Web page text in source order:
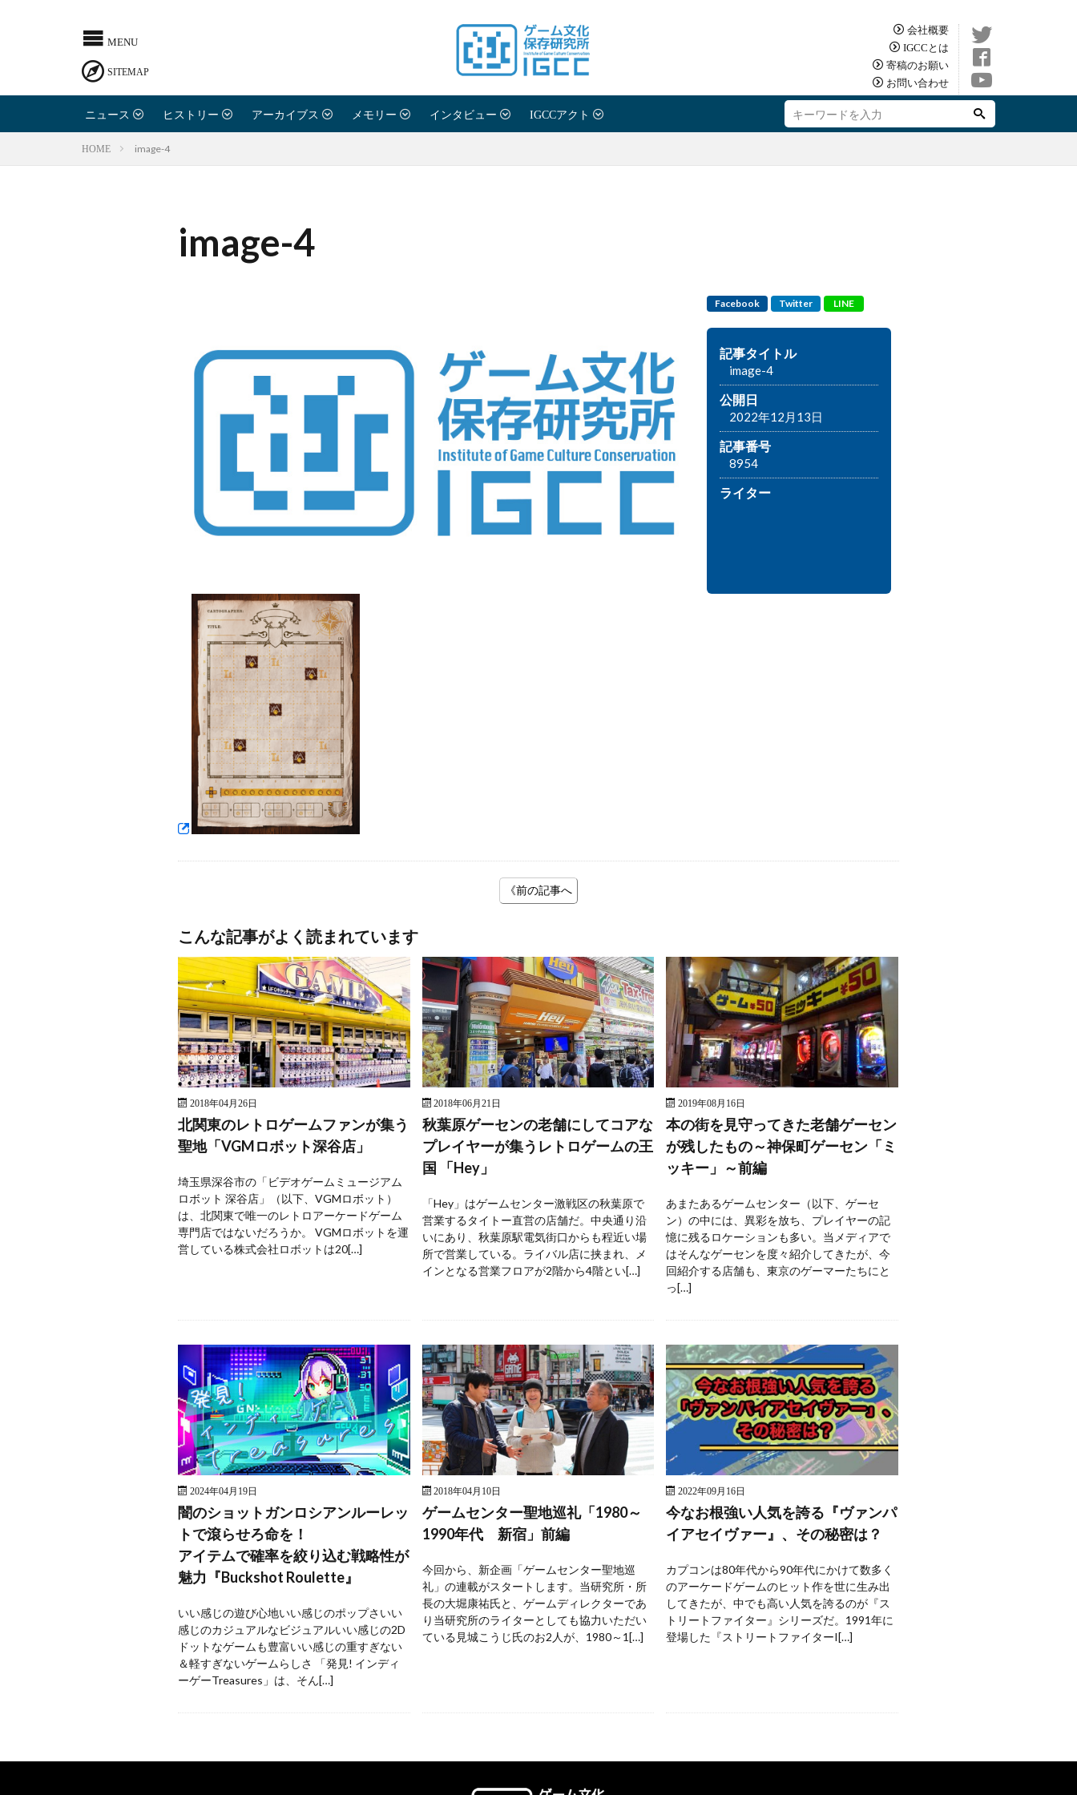
会社概要
IGCCとは
寄稿のお願い
お問い合わせ
ニュース ヒストリー アーカイブス メモリー インタビュー IGCCアクト
HOME image-4
image-4
Facebook Twitter LINE
記事タイトル
image-4
公開日
2022年12月13日
記事番号
8954
ライター
《前の記事へ
こんな記事がよく読まれています
2018年04月26日
北関東のレトロゲームファンが集う
聖地「VGMロボット深谷店」
埼玉県深谷市の「ビデオゲームミュージアム
ロボット 深谷店」（以下、VGMロボット）
は、北関東で唯一のレトロアーケードゲーム
専門店ではないだろうか。 VGMロボットを運
営している株式会社ロボットは20[…]
2018年06月21日
秋葉原ゲーセンの老舗にしてコアな
プレイヤーが集うレトロゲームの王
国 「Hey」
「Hey」はゲームセンター激戦区の秋葉原で
営業するタイトー直営の店舗だ。中央通り沿
いにあり、秋葉原駅電気街口からも程近い場
所で営業している。ライバル店に挟まれ、メ
インとなる営業フロアが2階から4階とい[…]
2019年08月16日
本の街を見守ってきた老舗ゲーセン
が残したもの～神保町ゲーセン「ミ
ッキー」～前編
あまたあるゲームセンター（以下、ゲーセ
ン）の中には、異彩を放ち、プレイヤーの記
憶に残るロケーションも多い。当メディアで
はそんなゲーセンを度々紹介してきたが、今
回紹介する店舗も、東京のゲーマーたちにと
っ[…]
2024年04月19日
闇のショットガンロシアンルーレッ
トで滾らせろ命を！
アイテムで確率を絞り込む戦略性が
魅力『Buckshot Roulette』
いい感じの遊び心地いい感じのポップさいい
感じのカジュアルなビジュアルいい感じの2D
ドットなゲームも豊富いい感じの重すぎない
＆軽すぎないゲームらしさ 「発見! インディ
ーゲーTreasures」は、そん[…]
2018年04月10日
ゲームセンター聖地巡礼「1980～
1990年代 新宿」前編
今回から、新企画「ゲームセンター聖地巡
礼」の連載がスタートします。当研究所・所
長の大堀康祐氏と、ゲームディレクターであ
り当研究所のライターとしても協力いただい
ている見城こうじ氏のお2人が、1980～1[…]
2022年09月16日
今なお根強い人気を誇る『ヴァンパ
イアセイヴァー』、その秘密は？
カプコンは80年代から90年代にかけて数多く
のアーケードゲームのヒット作を世に生み出
してきたが、中でも高い人気を誇るのが『ス
トリートファイター』シリーズだ。1991年に
登場した『ストリートファイターI[…]